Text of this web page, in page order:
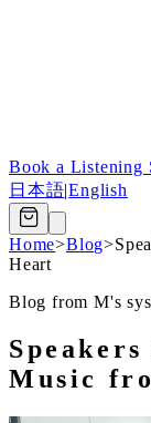
Book a Listening
日本語|English
Home>Blog>
Heart
Blog from M's
Music